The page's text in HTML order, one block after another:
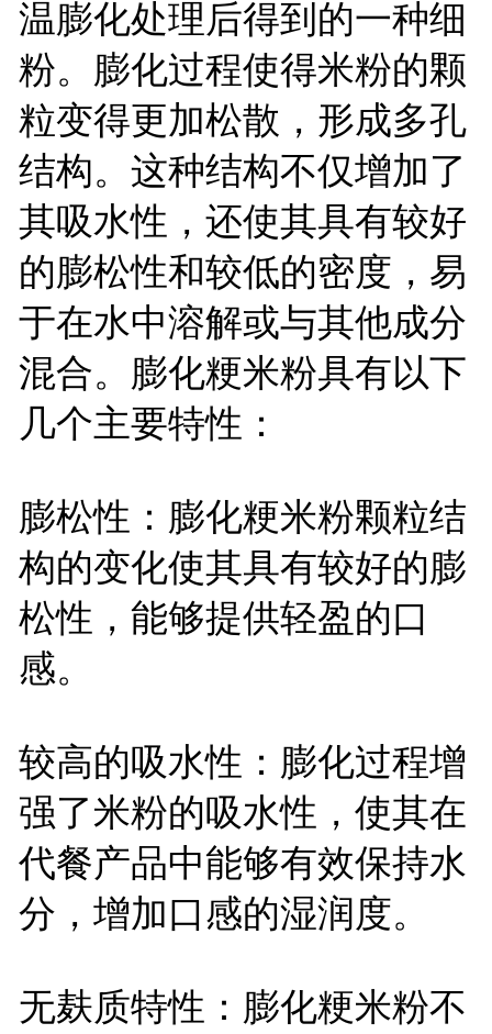
温膨化处理后得到的一种细
粉。膨化过程使得米粉的颗
粒变得更加松散，形成多孔
结构。这种结构不仅增加了
其吸水性，还使其具有较好
的膨松性和较低的密度，易
于在水中溶解或与其他成分
混合。膨化粳米粉具有以下
几个主要特性：
膨松性：膨化粳米粉颗粒结
构的变化使其具有较好的膨
松性，能够提供轻盈的口
感。
较高的吸水性：膨化过程增
强了米粉的吸水性，使其在
代餐产品中能够有效保持水
分，增加口感的湿润度。
无麸质特性：膨化粳米粉不